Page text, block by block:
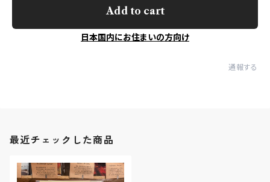
Add to cart
日本国内にお住まいの方向け
通報する
最近チェックした商品